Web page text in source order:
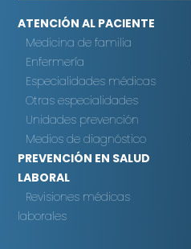
ATENCIÓN AL PACIENTE
Medicina de familia
Enfermería
Especialidades médicas
Otras especialidades
Unidades prevención
Medios de diagnóstico
PREVENCIÓN EN SALUD
LABORAL
Revisiones médicas
laborales